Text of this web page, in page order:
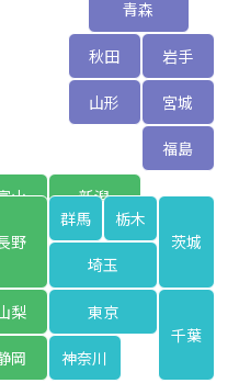
青森
秋田 岩手
山形 宮城
福島
群馬
栃木
茨城
埼玉
千葉
東京
神奈川
新潟
山
野
梨
岡